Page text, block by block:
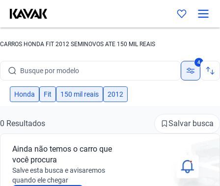
CARROS HONDA FIT 2012 SEMINOVOS ATE 150 MIL REAIS
Busque por modelo
Busque por versão
Busque por marca
Busque por modelo
Busque por versão
4
Honda Fit 150 mil reais 2012
0 Resultados Salvar busca
Ainda não temos o carro que
você procura
Salve esta busca e avisaremos
quando ele chegar